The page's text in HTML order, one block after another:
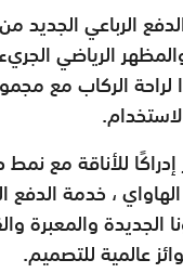
الرباعي الجديد
الرياضي
لراحة الركاب مع
إدراكًا للأناقة مع
، خدمة الدفع
الجديدة والمعبرة
عالمية للتصميم.